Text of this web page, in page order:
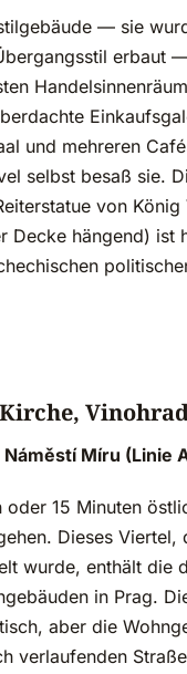
— sie
erbaut
und mehreren
selbst besaß sie.
von König
Decke hängend) ist
Míru (Linie
15 Minuten
Dieses Viertel,
wurde, enthält die
in Prag.
aber die
verlaufenden